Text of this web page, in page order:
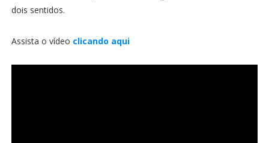
dois sentidos.
Assista o vídeo clicando aqui